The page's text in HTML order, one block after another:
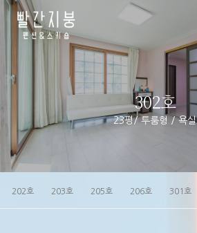
Hit enter to search or ESC to close
302호
23평/ 투룸형 / 욕실
202호 203호 205호 206호 301호